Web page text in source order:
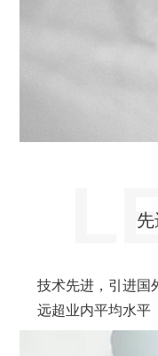
技术先进，引进国
远超业内平均水平